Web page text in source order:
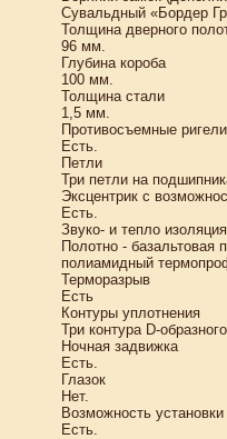
Сувальдный «Бордер
Толщина дверного
96 мм.
Глубина короба
100 мм.
Толщина стали
1,5 мм.
Противосъемные ригели
Есть.
Петли
Три петли на
Эксцентрик с
Есть.
Звуко- и тепло изоляция
Полотно - базальтовая
полиамидный
Терморазрыв
Есть
Контуры уплотнения
Три контура D-
Ночная задвижка
Есть.
Глазок
Нет.
Возможность
Есть.